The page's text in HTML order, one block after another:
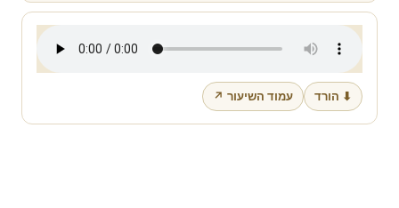
⬇ הורד עמוד השיעור ↗